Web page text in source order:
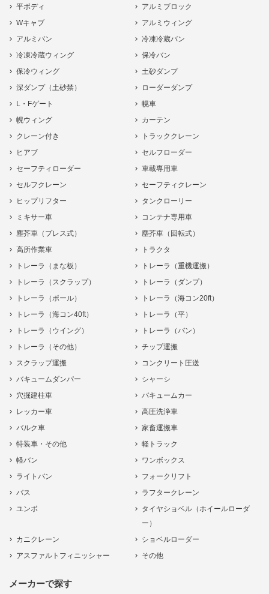
平ボディ
アルミブロック
Wキャブ
アルミウィング
アルミバン
冷凍冷蔵バン
冷凍冷蔵ウィング
保冷バン
保冷ウィング
土砂ダンプ
深ダンプ（土砂禁）
ローダーダンプ
L・Fゲート
幌車
幌ウィング
カーテン
クレーン付き
トラッククレーン
ヒアブ
セルフローダー
セーフティローダー
車載専用車
セルフクレーン
セーフティクレーン
ヒップリフター
タンクローリー
ミキサー車
コンテナ専用車
塵芥車（プレス式）
塵芥車（回転式）
高所作業車
トラクタ
トレーラ（まな板）
トレーラ（重機運搬）
トレーラ（スクラップ）
トレーラ（ダンプ）
トレーラ（ポール）
トレーラ（海コン20ft）
トレーラ（海コン40ft）
トレーラ（平）
トレーラ（ウイング）
トレーラ（バン）
トレーラ（その他）
チップ運搬
スクラップ運搬
コンクリート圧送
バキュームダンパー
シャーシ
穴掘建柱車
バキュームカー
レッカー車
高圧洗浄車
バルク車
家畜運搬車
特装車・その他
軽トラック
軽バン
ワンボックス
ライトバン
フォークリフト
バス
ラフタークレーン
ユンボ
タイヤショベル（ホイールローダ
ー）
カニクレーン
ショベルローダー
アスファルトフィニッシャー
その他
メーカーで探す